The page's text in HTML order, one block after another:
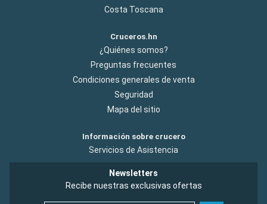
Costa Toscana
Cruceros.hn
¿Quiénes somos?
Preguntas frecuentes
Condiciones generales de venta
Seguridad
Mapa del sitio
Información sobre crucero
Servicios de Asistencia
Newsletters
Recibe nuestras exclusivas ofertas